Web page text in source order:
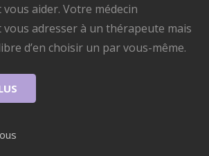
aider. Votre médecin
adresser à un thérapeute mais
d’en choisir un par vous-même.